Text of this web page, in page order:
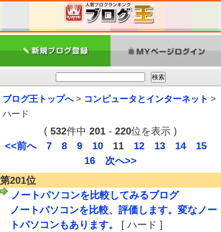
ブログ王トップへ> コンピュータとインターネット >
ハード
( 532件中 201 - 220位を表示 )
<<前へ
7 8 9 10 11 12 13 14
15
16
次へ>>
第201位
ノートパソコンを比較してみるブログ
ノートパソコンを比較、評価します。変なノー
トパソコンもあります。
[ ハード ]